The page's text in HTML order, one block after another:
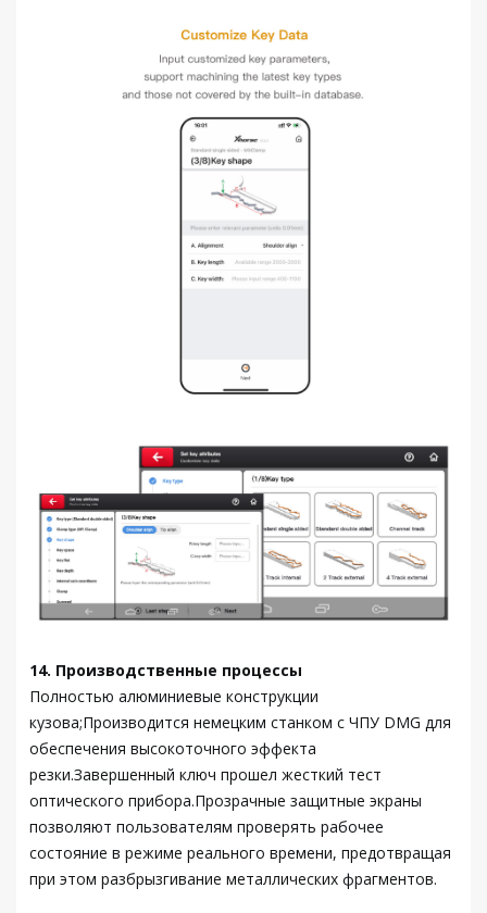
14. Производственные процессы
Полностью алюминиевые конструкции
кузова;Производится немецким станком с ЧПУ DMG для
обеспечения высокоточного эффекта
резки.Завершенный ключ прошел жесткий тест
оптического прибора.Прозрачные защитные экраны
позволяют пользователям проверять рабочее
состояние в режиме реального времени, предотвращая
при этом разбрызгивание металлических фрагментов.